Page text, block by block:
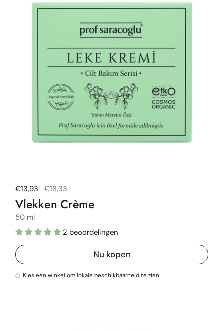
Normale prijs
€13,93 Uitverkoopprijs
€18,33
Vlekken Crème
50 ml
2 beoordelingen
Nu kopen
Kies een winkel om lokale beschikbaarheid te zien